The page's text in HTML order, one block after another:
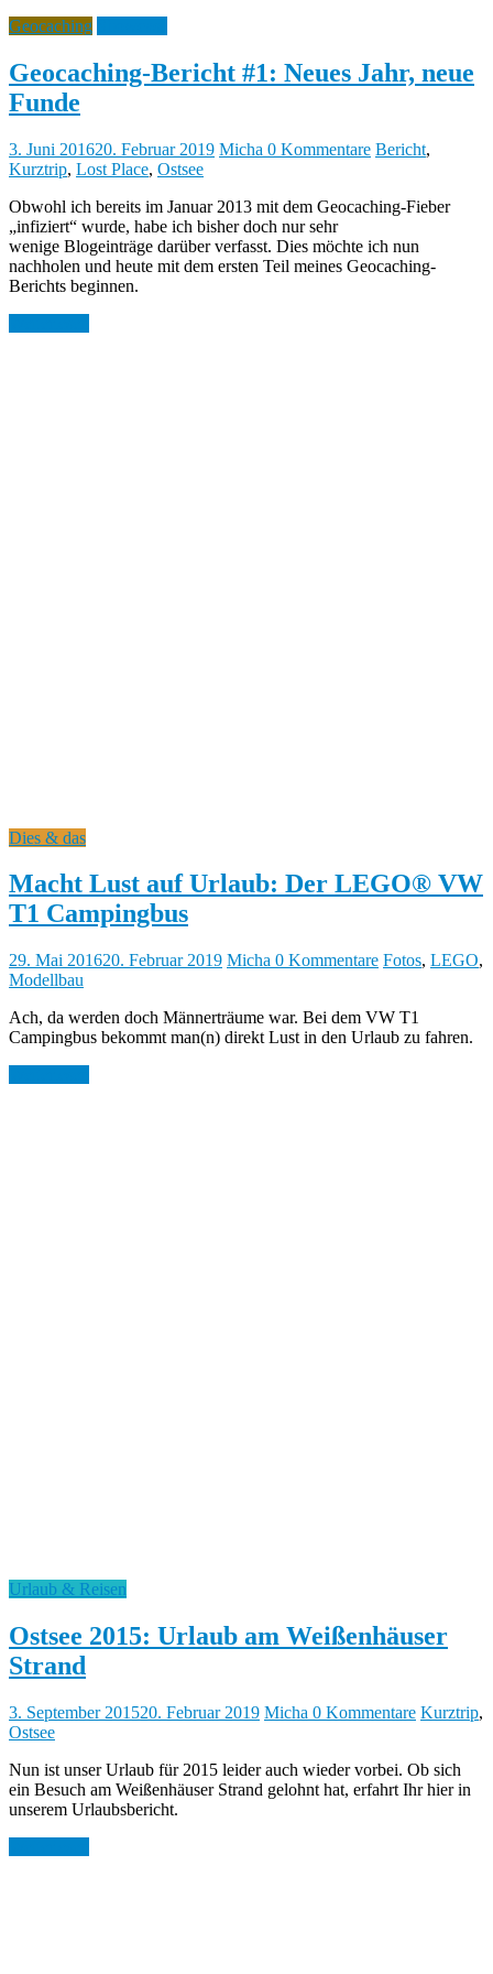
Geocaching
Geocaching-Bericht #1: Neues Jahr, neue
Funde
3. Juni 201620. Februar 2019 Micha 0 Kommentare Bericht,
Kurztrip, Lost Place, Ostsee
Obwohl ich bereits im Januar 2013 mit dem Geocaching-Fieber
„infiziert“ wurde, habe ich bisher doch nur sehr
wenige Blogeinträge darüber verfasst. Dies möchte ich nun
nachholen und heute mit dem ersten Teil meines Geocaching-
Berichts beginnen.
Dies & das
Macht Lust auf Urlaub: Der LEGO® VW
T1 Campingbus
29. Mai 201620. Februar 2019 Micha 0 Kommentare Fotos, LEGO,
Modellbau
Ach, da werden doch Männerträume war. Bei dem VW T1
Campingbus bekommt man(n) direkt Lust in den Urlaub zu fahren.
Urlaub & Reisen
Ostsee 2015: Urlaub am Weißenhäuser
Strand
3. September 201520. Februar 2019 Micha 0 Kommentare Kurztrip,
Ostsee
Nun ist unser Urlaub für 2015 leider auch wieder vorbei. Ob sich
ein Besuch am Weißenhäuser Strand gelohnt hat, erfahrt Ihr hier in
unserem Urlaubsbericht.